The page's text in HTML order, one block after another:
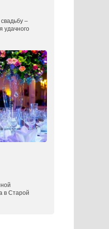
–
удачного
в Старой